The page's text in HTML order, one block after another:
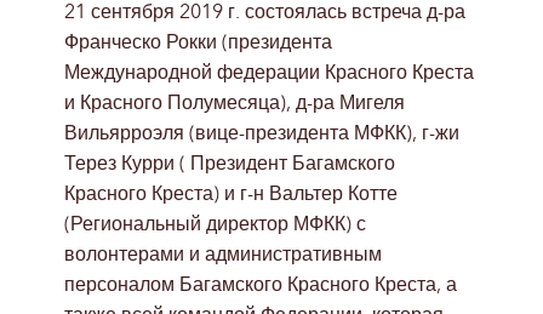
21 сентября 2019 г. состоялась встреча д-ра
Франческо Рокки (президента
Международной федерации Красного Креста
и Красного Полумесяца), д-ра Мигеля
Вильярроэля (вице-президента МФКК), г-жи
Терез Курри ( Президент Багамского
Красного Креста) и г-н Вальтер Котте
(Региональный директор МФКК) с
волонтерами и административным
персоналом Багамского Красного Креста, а